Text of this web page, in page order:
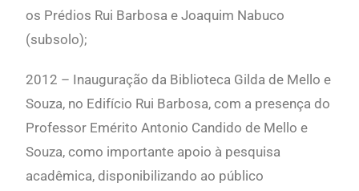
os Prédios Rui Barbosa e Joaquim Nabuco
(subsolo);
2012 – Inauguração da Biblioteca Gilda de Mello e
Souza, no Edifício Rui Barbosa, com a presença do
Professor Emérito Antonio Candido de Mello e
Souza, como importante apoio à pesquisa
acadêmica, disponibilizando ao público